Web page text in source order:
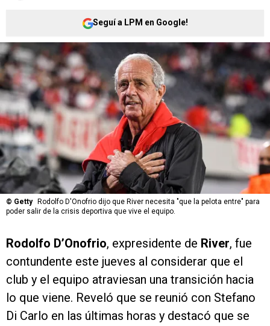
Seguí a LPM en Google!
© Getty
Rodolfo D'Onofrio dijo que River necesita "que la pelota entre" para
poder salir de la crisis deportiva que vive el equipo.
Rodolfo D’Onofrio, expresidente de River, fue
contundente este jueves al considerar que el
club y el equipo atraviesan una transición hacia
lo que viene. Reveló que se reunió con Stefano
Di Carlo en las últimas horas y destacó que se